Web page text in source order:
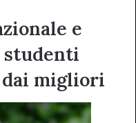
e
studenti
dai migliori